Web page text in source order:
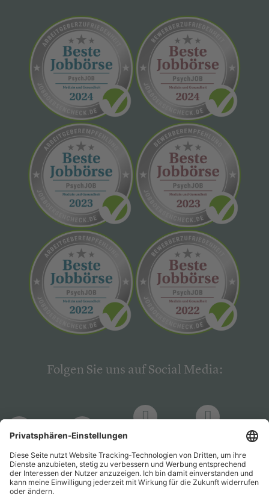
Folgen Sie uns auf Social Media:
PsychJOB PsychJOB
Hogrefe
Verlag
Hogrefe
Verlag